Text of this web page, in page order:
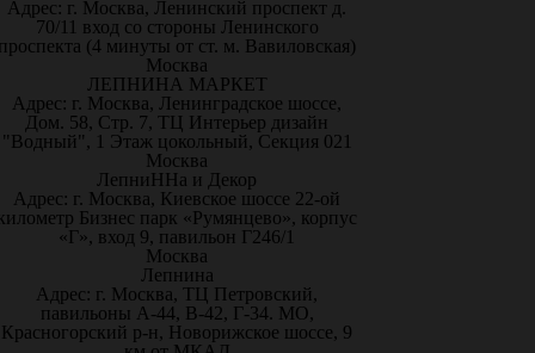
Адрес: г. Москва, Ленинский проспект д.
70/11 вход со стороны Ленинского
(4 минуты от ст. м. Вавиловская)
Москва
ЛЕПНИНА МАРКЕТ
Адрес: г. Москва, Ленинградское шоссе,
Дом. 58, Стр. 7, ТЦ Интерьер дизайн
"Водный", 1 Этаж цокольный, Секция 021
Москва
ЛепниННа и Декор
Адрес: г. Москва, Киевское шоссе 22-ой
Бизнес парк «Румянцево», корпус
«Г», вход 9, павильон Г246/1
Москва
Лепнина
Адрес: г. Москва, ТЦ Петровский,
павильоны А-44, В-42, Г-34. МО,
Красногорский р-н, Новорижское шоссе, 9